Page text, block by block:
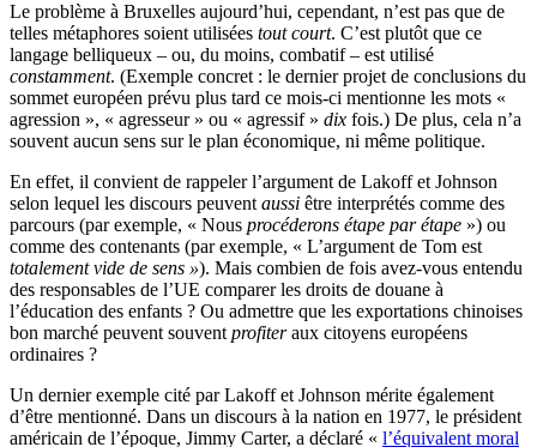
Le problème à Bruxelles aujourd’hui, cependant, n’est pas que de
telles métaphores soient utilisées tout court. C’est plutôt que ce
langage belliqueux – ou, du moins, combatif – est utilisé
constamment. (Exemple concret : le dernier projet de conclusions du
sommet européen prévu plus tard ce mois-ci mentionne les mots «
agression », « agresseur » ou « agressif » dix fois.) De plus, cela n’a
souvent aucun sens sur le plan économique, ni même politique.
En effet, il convient de rappeler l’argument de Lakoff et Johnson
selon lequel les discours peuvent aussi être interprétés comme des
parcours (par exemple, « Nous procéderons étape par étape ») ou
comme des contenants (par exemple, « L’argument de Tom est
totalement vide de sens »). Mais combien de fois avez-vous entendu
des responsables de l’UE comparer les droits de douane à
l’éducation des enfants ? Ou admettre que les exportations chinoises
bon marché peuvent souvent profiteraux citoyens européens
ordinaires ?
Un dernier exemple cité par Lakoff et Johnson mérite également
d’être mentionné. Dans un discours à la nation en 1977, le président
américain de l’époque, Jimmy Carter, a déclaré « l’équivalent moral